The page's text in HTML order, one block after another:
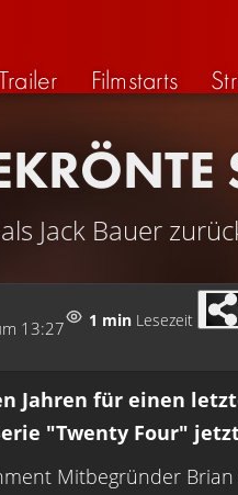
Filmstarts
Jack Bauer
13:27 1 min Lesezeit
Jahren für einen
"Twenty Four"
Mitbegründer